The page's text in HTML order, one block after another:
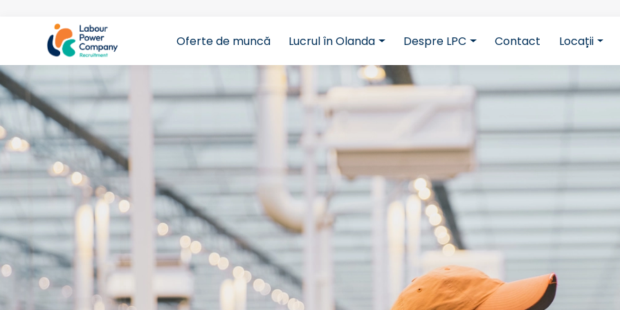
tiktok-developers-site-verification=LY0DYTZWcaZFcbB5z5CmFJBdmZXOxOdD
Oferte de muncă Lucrul în Olanda Despre LPC Contact Locații